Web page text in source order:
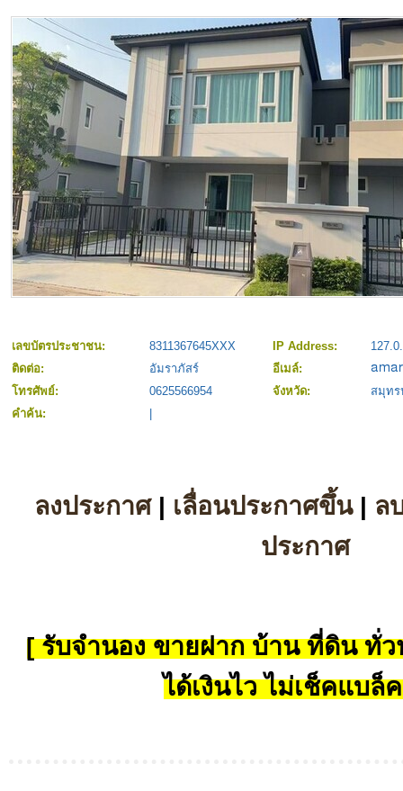
เลขบัตรประชาชน: 8311367645XXX IP Address:
ติดต่อ:
อัมราภัสร์
อีเมล์:
โทรศัพย์:
0625566954 จังหวัด:
สมุทร
คำค้น:
ลงประกาศ| เลื่อนประกาศขึ้น| ล
ประกาศ
[ รับจำนอง ขายฝาก บ้าน ที่ดิน ทั่ว
ได้เงินไว ไม่เช็คแบล็